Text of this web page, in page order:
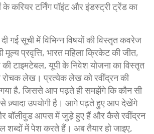
के करियर टर्निंग पॉइंट और इंडस्ट्री ट्रेंड का
गई सूची में विभिन्न विषयों की विस्तृत कवरेज
प्रवृत्ति, भारत महिला क्रिकेट की जीत,
की टाइमटेबल, यूपी के निवेश योजना का विस्तृत
लेख। प्रत्येक लेख को रवींद्रन की
गया है, जिससे आप पढ़ते ही समझेंगे कि कौन सी
उपयोगी है। आगे पढ़ते हुए आप देखेंगे
बॉलीवुड आपस में जुड़े हुए हैं और कैसे रवींद्रन
शब्दों में पेश करते हैं। अब तैयार हो जाइए,